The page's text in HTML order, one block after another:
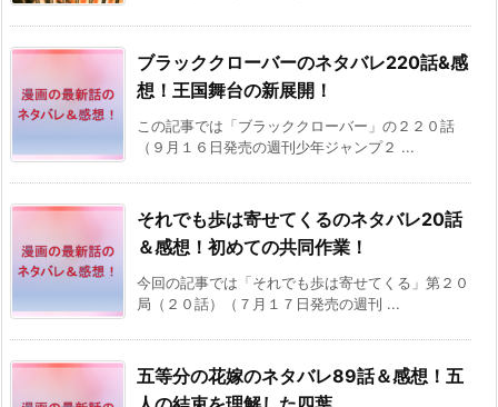
ブラッククローバーのネタバレ220話&感
想！王国舞台の新展開！
この記事では「ブラッククローバー」の２２０話
（９月１６日発売の週刊少年ジャンプ２ ...
それでも歩は寄せてくるのネタバレ20話
＆感想！初めての共同作業！
今回の記事では「それでも歩は寄せてくる」第２０
局（２０話）（７月１７日発売の週刊 ...
五等分の花嫁のネタバレ89話＆感想！五